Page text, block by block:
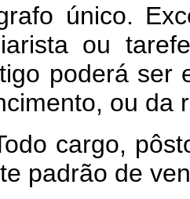
ou
poderá ser
ou da
cargo,
padrão de